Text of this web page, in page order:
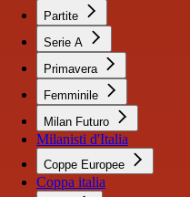
Partite
Serie A
Primavera
Femminile
Milan Futuro
Milanisti d'Italia
Coppe Europee
Coppa italia